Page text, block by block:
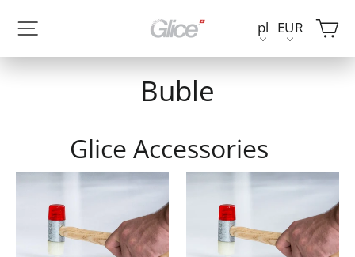
treści
Nawigacja w witrynie EUR
pl
Buble
Glice Accessories